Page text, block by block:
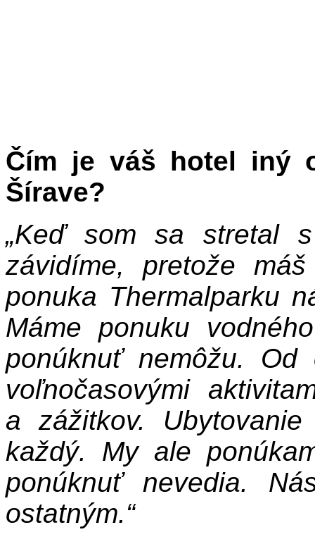
Čím je váš hotel iný
Šírave?
„Keď som sa stretal
závidíme, pretože
ponuka Thermalparku
Máme ponuku
ponúknuť nemôžu.
voľnočasovými
a zážitkov.
každý. My ale
ponúknuť nevedia.
ostatným.“